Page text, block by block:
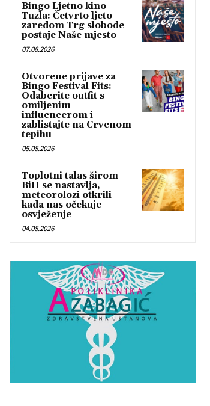
Bingo Ljetno kino
Tuzla: Četvrto ljeto
zaredom Trg slobode
postaje Naše mjesto
07.08.2026
Otvorene prijave za
Bingo Festival Fits:
Odaberite outfit s
omiljenim
influencerom i
zablistajte na Crvenom
tepihu
05.08.2026
Toplotni talas širom
BiH se nastavlja,
meteorolozi otkrili
kada nas očekuje
osvježenje
04.08.2026